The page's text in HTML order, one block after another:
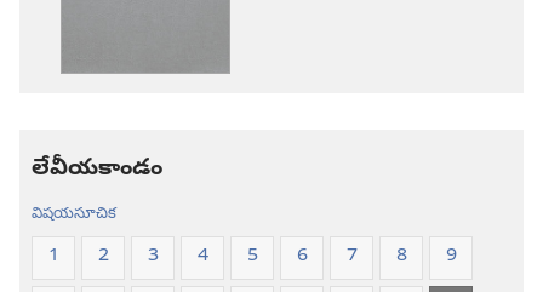
లేవీయకాండం
విషయసూచిక
1 2 3 4 5 6 7 8
9